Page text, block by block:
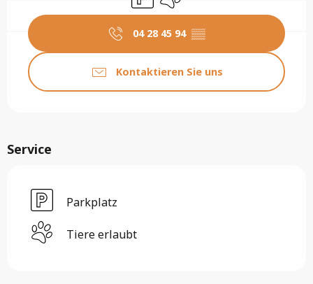
04 28 45 94 ▒▒
Kontaktieren Sie uns
Service
Parkplatz
Tiere erlaubt